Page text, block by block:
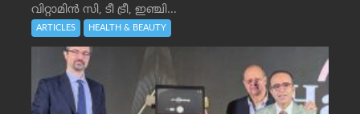
വിറ്റാമിൻ സി, ടീ ട്രീ, ഇഞ്ചി...
ARTICLES HEALTH & BEAUTY